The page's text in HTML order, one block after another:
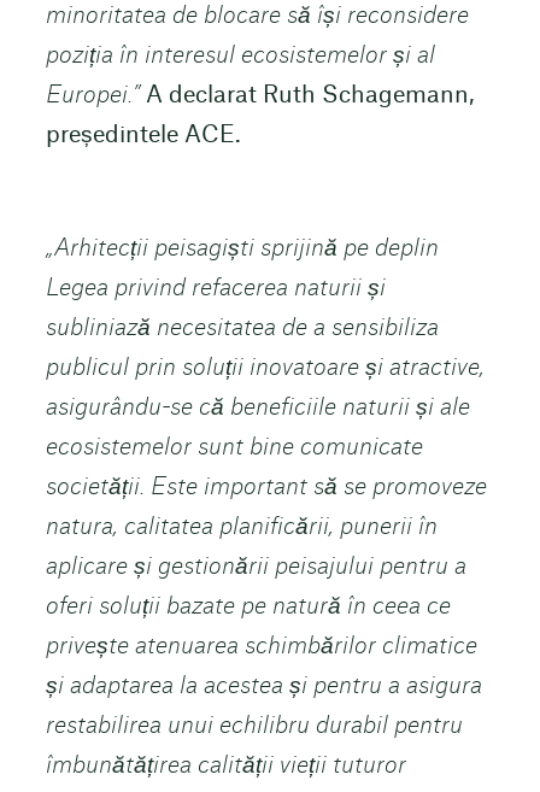
minoritatea de blocare să își reconsidere
poziția în interesul ecosistemelor și al
Europei.”A declarat Ruth Schagemann,
președintele ACE.
„Arhitecții peisagiști sprijină pe deplin
Legea privind refacerea naturii și
subliniază necesitatea de a sensibiliza
publicul prin soluții inovatoare și atractive,
asigurându-se că beneficiile naturii și ale
ecosistemelor sunt bine comunicate
societății. Este important să se promoveze
natura, calitatea planificării, punerii în
aplicare și gestionării peisajului pentru a
oferi soluții bazate pe natură în ceea ce
privește atenuarea schimbărilor climatice
și adaptarea la acestea și pentru a asigura
restabilirea unui echilibru durabil pentru
îmbunătățirea calității vieții tuturor